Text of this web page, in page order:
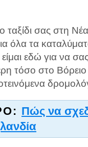
ταξίδι σας στη
όλα τα
εδώ για να
τόσο στο
Πώς να